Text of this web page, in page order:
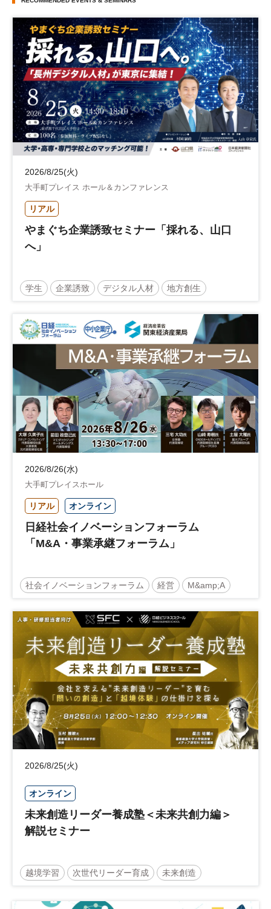
2026/8/25(火)
大手町プレイス ホール＆カンファレンス
リアル
やまぐち企業誘致セミナー「採れる、山口
へ」
学生 企業誘致 デジタル人材 地方創生
地域活性化 自治体
2026/8/26(水)
大手町プレイスホール
リアル オンライン
日経社会イノベーションフォーラム
「M&A・事業承継フォーラム」
社会イノベーションフォーラム 経営 M&amp;A
事業承継 中堅中小企業
日経社会イノベーションフォーラム 参加無料
2026/8/25(火)
オンライン
未来創造リーダー養成塾＜未来共創力編＞
解説セミナー
越境学習 次世代リーダー育成 未来創造